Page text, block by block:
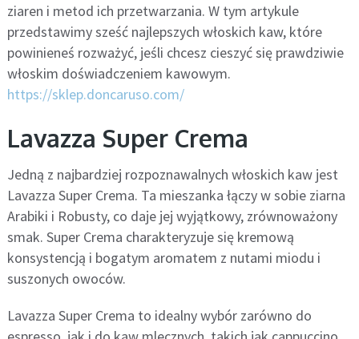
ziaren i metod ich przetwarzania. W tym artykule
przedstawimy sześć najlepszych włoskich kaw, które
powinieneś rozważyć, jeśli chcesz cieszyć się prawdziwie
włoskim doświadczeniem kawowym.
https://sklep.doncaruso.com/
Lavazza Super Crema
Jedną z najbardziej rozpoznawalnych włoskich kaw jest
Lavazza Super Crema. Ta mieszanka łączy w sobie ziarna
Arabiki i Robusty, co daje jej wyjątkowy, zrównoważony
smak. Super Crema charakteryzuje się kremową
konsystencją i bogatym aromatem z nutami miodu i
suszonych owoców.
Lavazza Super Crema to idealny wybór zarówno do